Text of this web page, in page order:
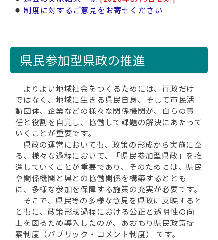
制度に対するご意見をお寄せください
県民参加型県政の推進
よりよい地域社会をつくるためには、行政だけ
ではなく、地域に生きる県民自身、そして市民活
動団体、企業などの様々な関係機関が、自らの責
任と役割を自覚し、協働して課題の解決にあたって
いくことが重要です。
県政の運営においても、政策の形成から実施に至
る、様々な過程において、「県民参加型県政」を推
進していくことが重要であり、そのためには、県民
や関係機関と県との協働関係を構築するととも
に、多様な参加を保障する施策の充実が必要です。
そこで、県民等の多様な意見を県政に反映すると
ともに、政策形成過程における公正と透明性の向
上を図るため導入したのが、あおもり県­民政策提
案­制度（パブ­リック・コ­メント制度­） です。